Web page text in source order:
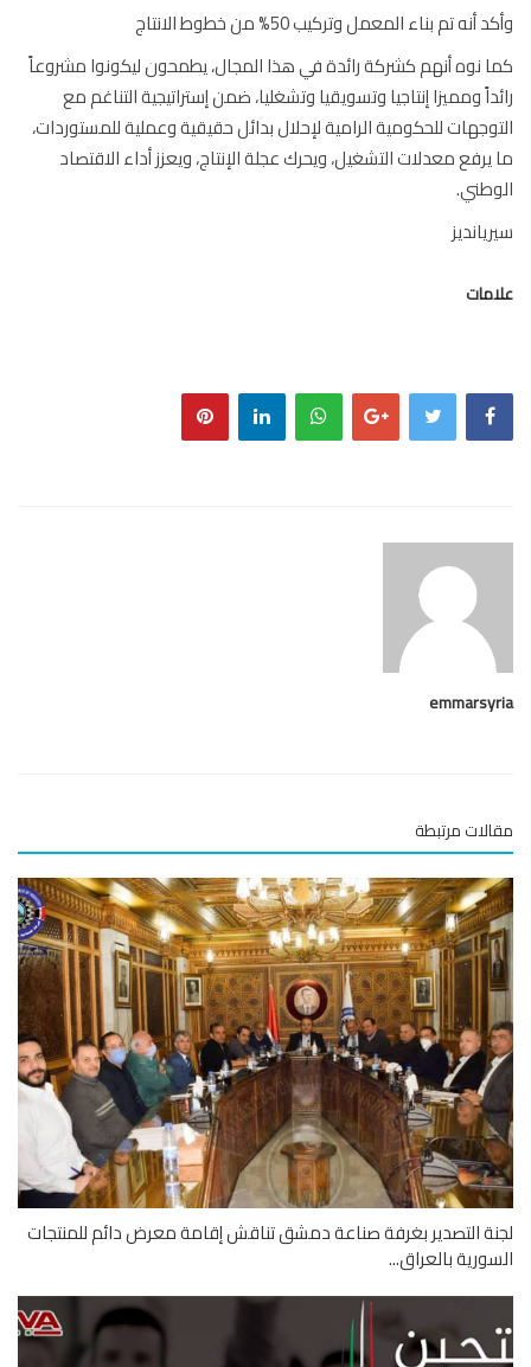
تم بناء المعمل وتركيب 50% من خطوط الانتاج
نوه أنهم كشركة رائدة في هذا المجال، يطمحون ليكونوا مشروعاً
ومميزا إنتاجيا وتسويقيا وتشغليا، ضمن إستراتيجية التناغم مع
للحكومية الرامية ﻹحلال بدائل حقيقية وعملية للمستوردات،
معدلات التشغيل، ويحرك عجلة اﻹنتاج، ويعزز أداء الاقتصاد
مرتبطة
التصدير بغرفة صناعة دمشق تناقش إقامة معرض دائم للمنتجات
بالعراق...